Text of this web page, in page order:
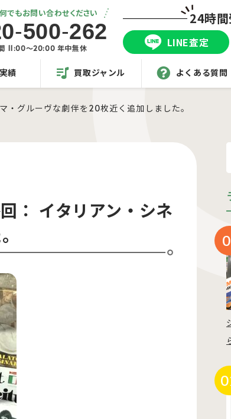
績 買取ジャンル よくある質問
でもお問い合わせください
-500-262
11:00〜20:00 年中無休
24時間
LINE査定
・グルーヴな劇伴を20枚近く追加しました。
： イタリアン・シネ